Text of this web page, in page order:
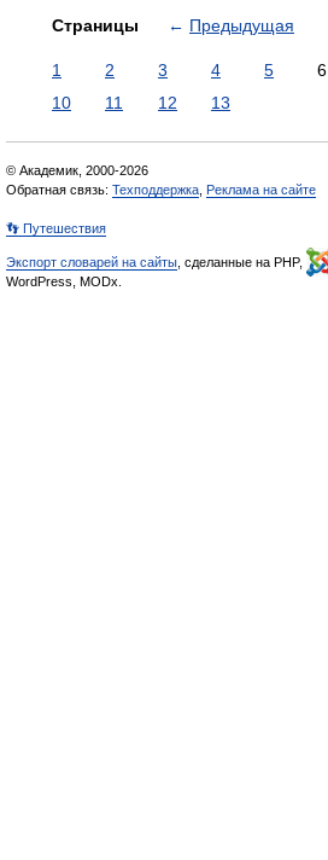
Страницы ← Предыдущая
1 2 3 4 5 6
10
11 12 13
© Академик, 2000-2026
Обратная связь: Техподдержка Реклама на сайте
👣 Путешествия
Экспорт словарей на сайты , сделанные на PHP,
WordPress, MODx.